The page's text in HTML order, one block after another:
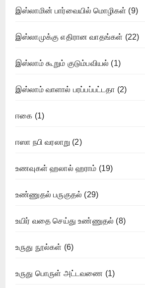
இஸ்லாமின் பார்வையில் மொழிகள் (9)
இஸ்லாமுக்கு எதிரான வாதங்கள் (22)
இஸ்லாம் கூறும் குடும்பவியல் (1)
இஸ்லாம் வாளால் பரப்பப்பட்டதா (2)
ஈகை (1)
ஈஸா நபி வரலாறு (2)
உணவுகள் ஹலால் ஹராம் (19)
உண்ணுதல் பருகுதல் (29)
உயிர் வதை செய்து உண்ணுதல் (8)
உருது நூல்கள் (6)
உருது பொருள் அட்டவணை (1)